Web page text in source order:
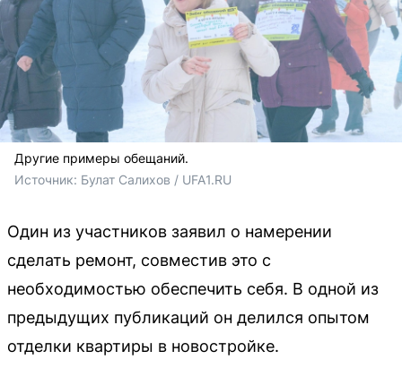
Другие примеры обещаний.
Источник: Булат Салихов / UFA1.RU
Один из участников заявил о намерении
сделать ремонт, совместив это с
необходимостью обеспечить себя. В одной из
предыдущих публикаций он делился опытом
отделки квартиры в новостройке.